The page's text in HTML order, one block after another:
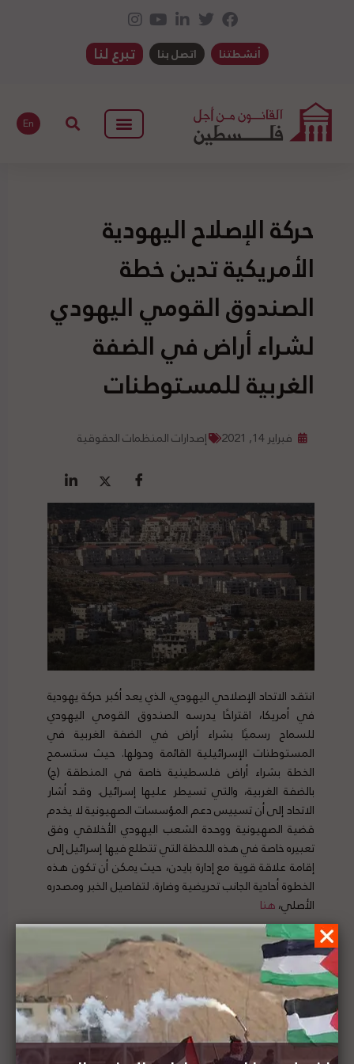
أنشطتنا اتصل بنا تبرع لنا
En
حركة الإصلاح اليهودية
الأمريكية تدين خطة
الصندوق القومي اليهودي
لشراء أراض في الضفة
الغربية للمستوطنات
فبراير 14, 2021 إصدارات المنظمات الحقوقية
انتقد الاتحاد الإصلاحي اليهودي، الذي يعد أكبر حركة يهودية
في أمريكا، اقتراحًا يدرسه الصندوق القومي اليهودي
للسماح رسميًا بشراء أراض في الضفة الغربية في
المستوطنات الإسرائيلية القائمة وحولها. حيث ستسمح
الخطة بشراء أراض فلسطينية خاصة في المنطقة (ج)
بالضفة الغربية، والتي تسيطر عليها إسرائيل. وقد أشار
الاتحاد إلى أن تسييس دعم المؤسسات الصهيونية لا يخدم
قضية الصهيونية ووحدة الشعب اليهودي الأخلاقي وفق
تعبيره خاصة في هذه اللحظة التي تتطلع فيها إسرائيل إلى
إقامة علاقة قوية مع إدارة بايدن، حيث يمكن أن تكون هذه
الخطوة أحادية الجانب تحريضية وضارة. لتفاصيل الخبر ومصدره
الأصلي،هنا
الرئيس الإسرائيلي يدعو وزير الدفاع لحماية "مذبح
يشوع التوراتي" في الضفة الغربية